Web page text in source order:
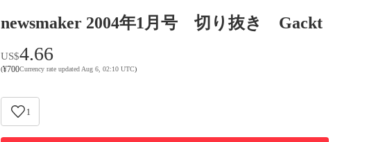
newsmaker 2004年1月号 切り抜き Gackt
US$4.66
(¥700Currency rate updated Aug 6, 02:10 UTC)
1